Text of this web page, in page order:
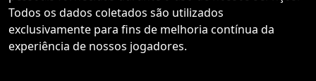
Todos os dados coletados são utilizados
exclusivamente para fins de melhoria contínua da
experiência de nossos jogadores.